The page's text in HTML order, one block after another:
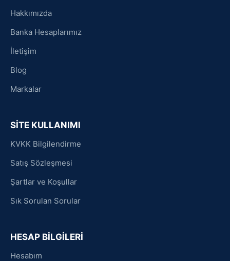
Hakkımızda
Banka Hesaplarımız
İletişim
Blog
Markalar
SİTE KULLANIMI
KVKK Bilgilendirme
Satış Sözleşmesi
Şartlar ve Koşullar
Sık Sorulan Sorular
HESAP BİLGİLERİ
Hesabım